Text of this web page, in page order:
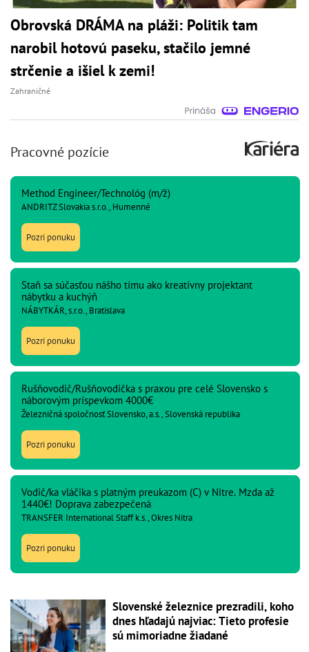
Obrovská DRÁMA na pláži: Politik tam
narobil hotovú paseku, stačilo jemné
strčenie a išiel k zemi!
Zahraničné
Pracovné pozície
Method Engineer/Technológ (m/ž)
ANDRITZ Slovakia s.r.o., Humenné
Pozri ponuku
Staň sa súčasťou nášho tímu ako kreatívny projektant
nábytku a kuchýň
NÁBYTKÁR, s.r.o., Bratislava
Pozri ponuku
Rušňovodič/Rušňovodička s praxou pre celé Slovensko s
náborovým príspevkom 4000€
Železničná spoločnosť Slovensko, a.s., Slovenská republika
Pozri ponuku
Vodič/ka vláčika s platným preukazom (C) v Nitre. Mzda až
1440€! Doprava zabezpečená
TRANSFER International Staff k.s., Okres Nitra
Pozri ponuku
Slovenské železnice prezradili, koho
dnes hľadajú najviac: Tieto profesie
sú mimoriadne žiadané